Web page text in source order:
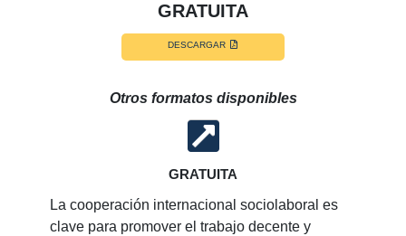
GRATUITA
DESCARGAR
Otros formatos disponibles
GRATUITA
La cooperación internacional sociolaboral es
clave para promover el trabajo decente y